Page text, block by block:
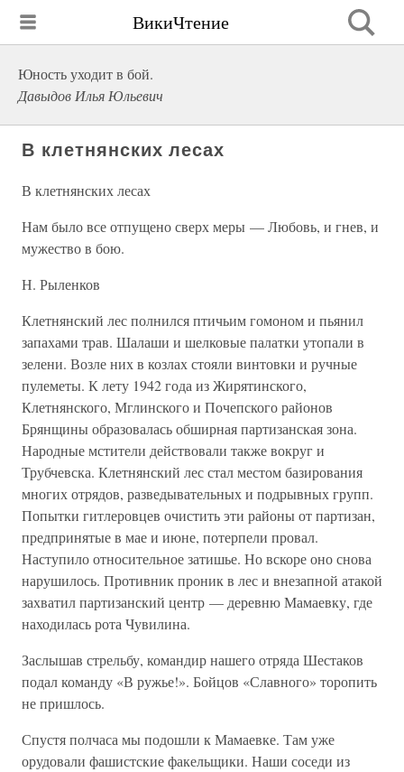
ВикиЧтение
Юность уходит в бой.
Давыдов Илья Юльевич
В клетнянских лесах
В клетнянских лесах
Нам было все отпущено сверх меры — Любовь, и гнев, и
мужество в бою.
Н. Рыленков
Клетнянский лес полнился птичьим гомоном и пьянил
запахами трав. Шалаши и шелковые палатки утопали в
зелени. Возле них в козлах стояли винтовки и ручные
пулеметы. К лету 1942 года из Жирятинского,
Клетнянского, Мглинского и Почепского районов
Брянщины образовалась обширная партизанская зона.
Народные мстители действовали также вокруг и
Трубчевска. Клетнянский лес стал местом базирования
многих отрядов, разведывательных и подрывных групп.
Попытки гитлеровцев очистить эти районы от партизан,
предпринятые в мае и июне, потерпели провал.
Наступило относительное затишье. Но вскоре оно снова
нарушилось. Противник проник в лес и внезапной атакой
захватил партизанский центр — деревню Мамаевку, где
находилась рота Чувилина.
Заслышав стрельбу, командир нашего отряда Шестаков
подал команду «В ружье!». Бойцов «Славного» торопить
не пришлось.
Спустя полчаса мы подошли к Мамаевке. Там уже
орудовали фашистские факельщики. Наши соседи из